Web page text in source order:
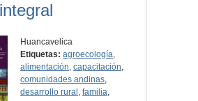
Huancavelica
Etiquetas: agroecología,
alimentación,capacitación,
comunidades andinas,
desarrollo rural ,familia,